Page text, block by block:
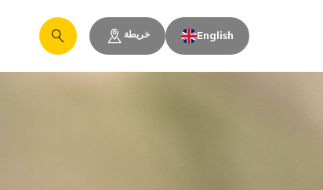
English خريطة
يبحث